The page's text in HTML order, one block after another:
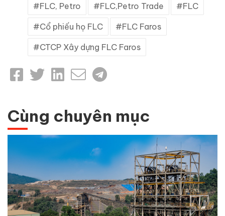
FLC, Petro FLC,Petro Trade FLC
Cổ phiếu họ FLC FLC Faros
CTCP Xây dựng FLC Faros
Cùng chuyên mục